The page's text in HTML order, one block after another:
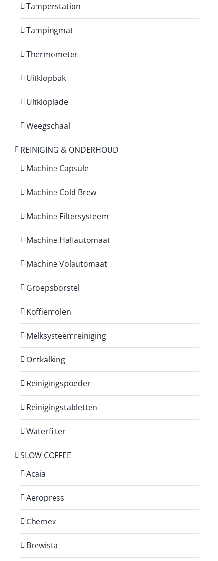
Tamperstation
Tampingmat
Thermometer
Uitklopbak
Uitkloplade
Weegschaal
REINIGING & ONDERHOUD
Machine Capsule
Machine Cold Brew
Machine Filtersysteem
Machine Halfautomaat
Machine Volautomaat
Groepsborstel
Koffiemolen
Melksysteemreiniging
Ontkalking
Reinigingspoeder
Reinigingstabletten
Waterfilter
SLOW COFFEE
Acaia
Aeropress
Chemex
Brewista